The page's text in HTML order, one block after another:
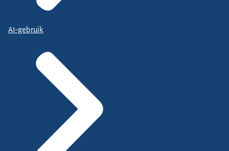
AI-gebruik